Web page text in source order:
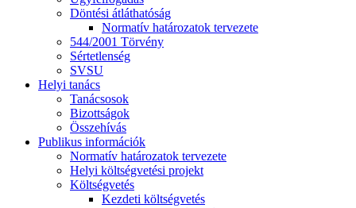
Döntési átláthatóság
Normatív határozatok tervezete
544/2001 Törvény
Sértetlenség
SVSU
Helyi tanács
Tanácsosok
Bizottságok
Összehívás
Publikus információk
Normatív határozatok tervezete
Helyi költségvetési projekt
Költségvetés
Kezdeti költségvetés